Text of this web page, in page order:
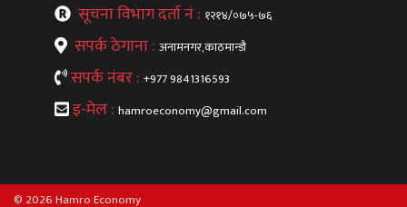
सूचना विभाग दर्ता नं : १२१४/०७५-७६
सपर्क ठेगाना : अनामनगर,काठमान्डौ
सपर्क नंबर : +977 9841316593
इ-मेल : hamroeconomy@gmail.com
© 2026 Hamro Economy